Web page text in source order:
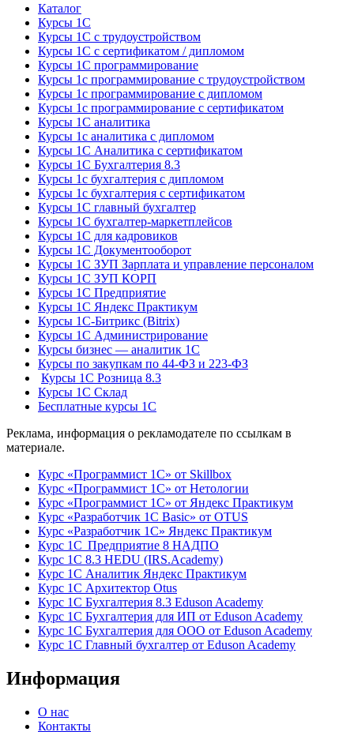
Каталог
Курсы 1С
Курсы 1С с трудоустройством
Курсы 1С с сертификатом / дипломом
Курсы 1С программирование
Курсы 1с программирование с трудоустройством
Курсы 1с программирование с дипломом
Курсы 1с программирование с сертификатом
Курсы 1С аналитика
Курсы 1с аналитика с дипломом
Курсы 1С Аналитика с сертификатом
Курсы 1С Бухгалтерия 8.3
Курсы 1с бухгалтерия с дипломом
Курсы 1с бухгалтерия с сертификатом
Курсы 1С главный бухгалтер
Курсы 1С бухгалтер-маркетплейсов
Курсы 1С для кадровиков
Курсы 1С Документооборот
Курсы 1С ЗУП Зарплата и управление персоналом
Курсы 1С ЗУП КОРП
Курсы 1С Предприятие
Курсы 1С Яндекс Практикум
Курсы 1С-Битрикс (Bitrix)
Курсы 1С Администрирование
Курсы бизнес — аналитик 1С
Курсы по закупкам по 44‑ФЗ и 223‑ФЗ
Курсы 1С Розница 8.3
Курсы 1С Склад
Бесплатные курсы 1С
Реклама, информация о рекламодателе по ссылкам в
материале.
Курс «Программист 1С» от Skillbox
Курс «Программист 1С» от Нетологии
Курс «Программист 1С» от Яндекс Практикум
Курс «Разработчик 1С Basic» от OTUS
Курс «Разработчик 1С» Яндекс Практикум
Курс 1С Предприятие 8 НАДПО
Курс 1С 8.3 HEDU (IRS.Academy)
Курс 1С Аналитик Яндекс Практикум
Курс 1С Архитектор Otus
Курс 1С Бухгалтерия 8.3 Eduson Academy
Курс 1С Бухгалтерия для ИП от Eduson Academy
Курс 1С Бухгалтерия для ООО от Eduson Academy
Курс 1С Главный бухгалтер от Eduson Academy
Информация
О нас
Контакты